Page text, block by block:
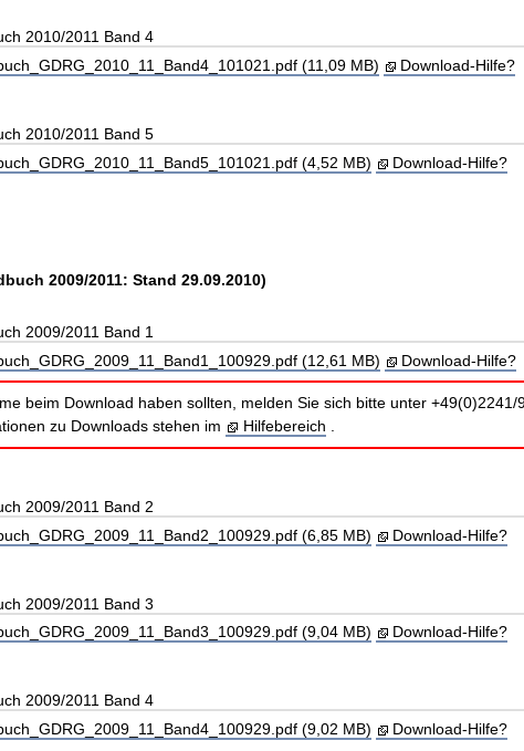
2010/2011 Band 4
(11,09 MB)
Download-Hilfe?
2010/2011 Band 5
(4,52 MB)
Download-Hilfe?
2009/2011: Stand 29.09.2010)
2009/2011 Band 1
(12,61 MB)
Download-Hilfe?
beim Download haben sollten, melden Sie sich bitte unter +49(0)2241/
zu Downloads stehen im
Hilfebereich
2009/2011 Band 2
(6,85 MB)
Download-Hilfe?
2009/2011 Band 3
(9,04 MB)
Download-Hilfe?
2009/2011 Band 4
(9,02 MB)
Download-Hilfe?